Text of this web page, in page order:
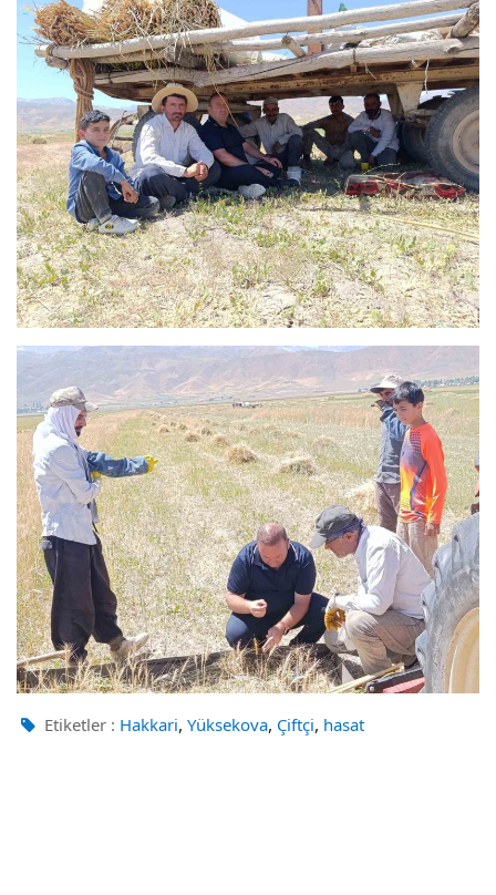
Etiketler : Hakkari, Yüksekova, Çiftçi, hasat